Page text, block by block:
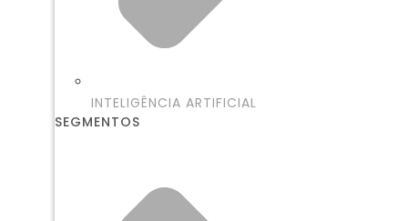
INTELIGÊNCIA ARTIFICIAL
SEGMENTOS